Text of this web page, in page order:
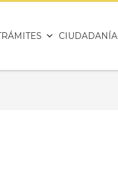
CIUDADANÍA